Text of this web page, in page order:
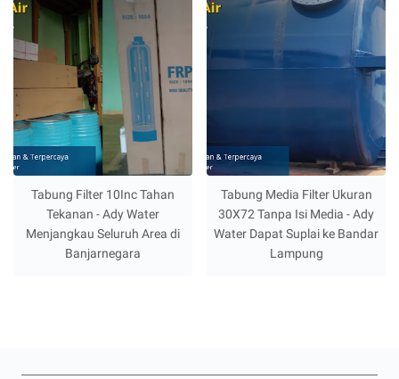
Tabung Filter 10Inc Tahan
Tekanan - Ady Water
Menjangkau Seluruh Area di
Banjarnegara
Tabung Media Filter Ukuran
30X72 Tanpa Isi Media - Ady
Water Dapat Suplai ke Bandar
Lampung